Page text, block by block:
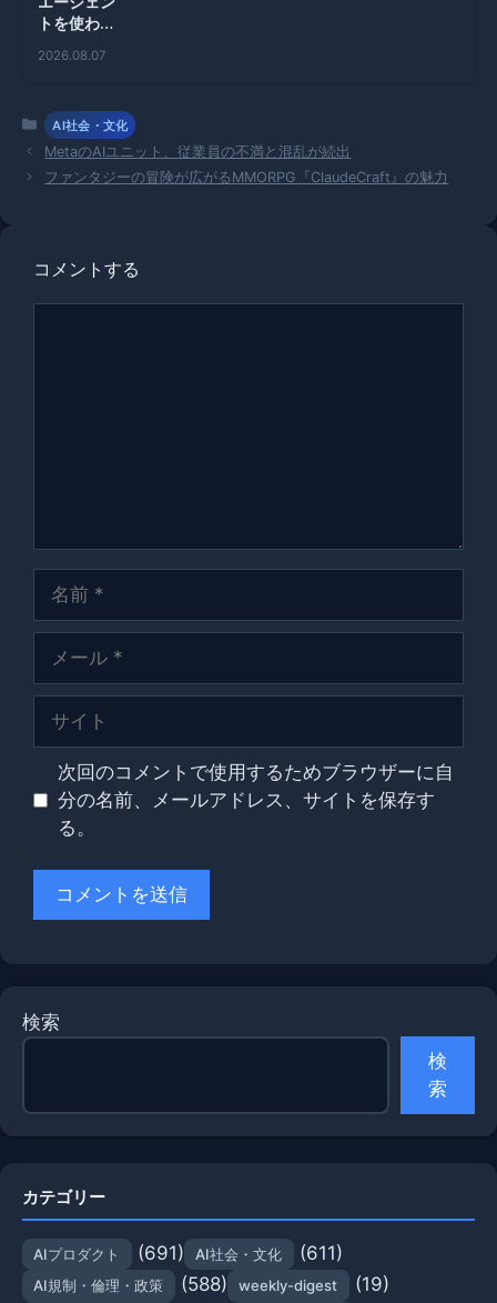
トを使わな
は？シリコ
悩み
2026.08.07
カ
テ
ゴ
リ
AI社会・文化
MetaのAIユニット、従業員の不満と混乱が続出
ファンタジーの冒険が広がるMMORPG『ClaudeCraft』の魅力
コメントする
ル
次回のコメントで使用するためブラウザーに自
分の名前、メールアドレス、サイトを保存す
る。
検索
検
索
カテゴリー
AIプロダクト (691) AI社会・文化 (611)
AI規制・倫理・政策 (588) weekly-digest (19)